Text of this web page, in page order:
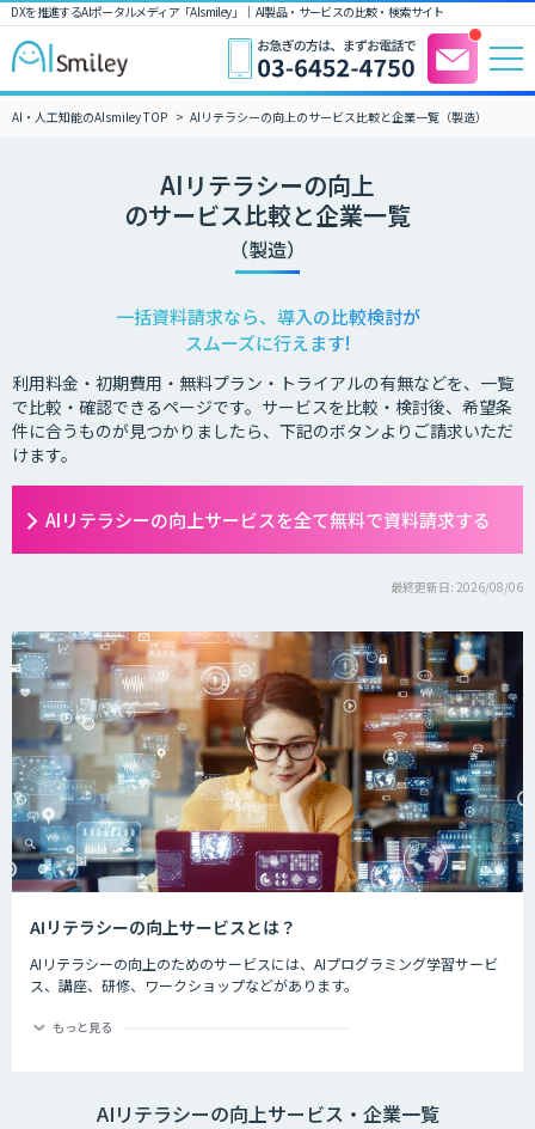
DXを推進するAIポータルメディア「AIsmiley」｜ AI製品・サービスの比較・検索サイト
AI・人工知能のAIsmiley TOP AIリテラシーの向上のサービス比較と企業一覧（製造）
AIリテラシーの向上
のサービス比較と企業一覧
（製造）
一括資料請求なら、導入の比較検討が
スムーズに行えます!
利用料金・初期費用・無料プラン・トライアルの有無などを、一覧
で比較・確認できるページです。サービスを比較・検討後、希望条
件に合うものが見つかりましたら、下記のボタンよりご請求いただ
けます。
AIリテラシーの向上サービスを全て無料で資料請求する
最終更新日: 2026/08/06
AIリテラシーの向上サービスとは？
AIリテラシーの向上のためのサービスには、AIプログラミング学習サービ
ス、講座、研修、ワークショップなどがあります。
情報処理推進機構の調べでは、AI人材の獲得・確保状況についてIT企業の
しています。 AIを扱えるエンジニアがいない、AIを導入するプロジェクト
もっと見る
AIリテラシーの向上サービス・企業一覧